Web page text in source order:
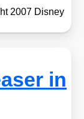
2007 Dis­ney
in